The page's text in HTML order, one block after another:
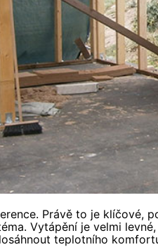
Právě to je klíčové,
Vytápění je velmi
teplotního